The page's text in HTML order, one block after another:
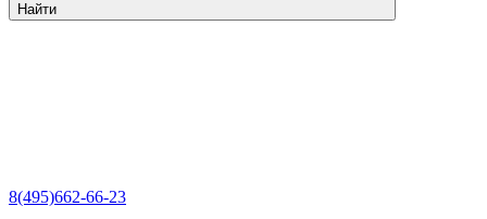
Найти
8(495)662-66-23